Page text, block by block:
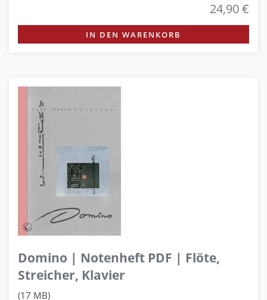
24,90 €
IN DEN WARENKORB
Domino | Notenheft PDF | Flöte,
Streicher, Klavier
(17 MB)